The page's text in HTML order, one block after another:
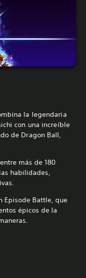
la legendaria
con una increíble
de Dragon Ball,
más de 180
habilidades,
Episode Battle, que
épicos de la